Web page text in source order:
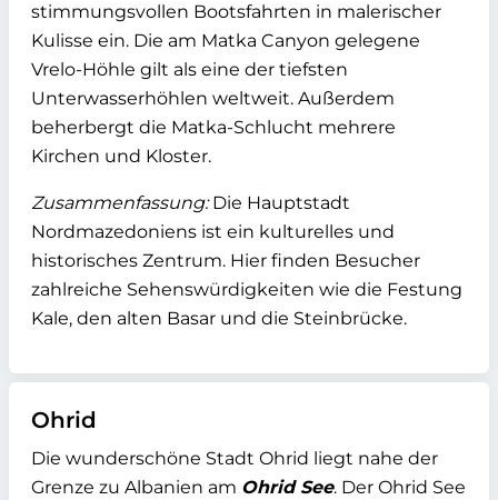
stimmungsvollen Bootsfahrten in malerischer
Kulisse ein. Die am Matka Canyon gelegene
Vrelo-Höhle gilt als eine der tiefsten
Unterwasserhöhlen weltweit. Außerdem
beherbergt die Matka-Schlucht mehrere
Kirchen und Kloster.
Zusammenfassung:Die Hauptstadt
Nordmazedoniens ist ein kulturelles und
historisches Zentrum. Hier finden Besucher
zahlreiche Sehenswürdigkeiten wie die Festung
Kale, den alten Basar und die Steinbrücke.
Ohrid
Die wunderschöne Stadt Ohrid liegt nahe der
Grenze zu Albanien am Ohrid See. Der Ohrid See